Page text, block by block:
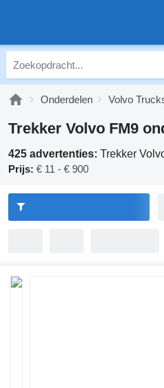
Onderdelen Volvo
Trekker Volvo FM9
425 advertenties: Trekker
Prijs: € 11 - € 900